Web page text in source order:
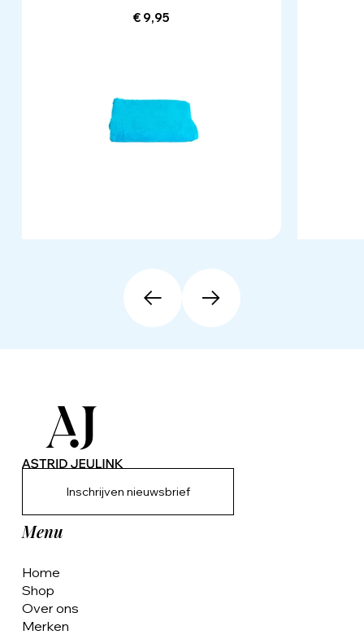
€ 9,95
Inschrijven nieuwsbrief
Menu
Home
Shop
Over ons
Merken